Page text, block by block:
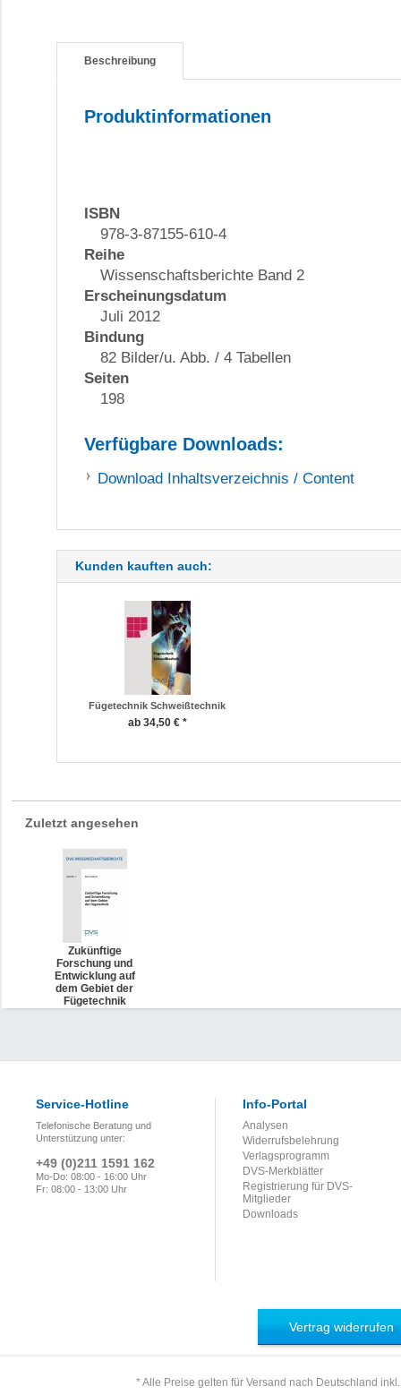
Beschreibung
Produktinformationen
ISBN
978-3-87155-610-4
Reihe
Wissenschaftsberichte Band 2
Erscheinungsdatum
Juli 2012
Bindung
82 Bilder/u. Abb. / 4 Tabellen
Seiten
198
Verfügbare Downloads:
Download Inhaltsverzeichnis / Content
Kunden kauften auch:
Fügetechnik Schweißtechnik
ab 34,50 € *
Zuletzt angesehen
Zukünftige
Forschung und
Entwicklung auf
dem Gebiet der
Fügetechnik
Service-Hotline
Telefonische Beratung und
Unterstützung unter:
+49 (0)211 1591 162
Mo-Do: 08:00 - 16:00 Uhr
Fr: 08:00 - 13:00 Uhr
Info-Portal
Analysen
Widerrufsbelehrung
Verlagsprogramm
DVS-Merkblätter
Registrierung für DVS-
Mitglieder
Downloads
Vertrag widerrufen
* Alle Preise gelten für Versand nach Deutschland